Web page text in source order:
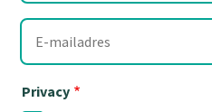
E-
mailadres
Privacy